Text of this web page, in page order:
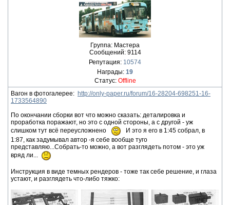
Группа: Мастера
Сообщений: 9114
Репутация: 10574
Награды: 19
Статус: Offline
Вагон в фотогалерее: http://only-paper.ru/forum/16-28204-698251-16-
1733564890
По окончании сборки вот что можно сказать: деталировка и
проработка поражают, но это с одной стороны, а с другой - уж
слишком тут всё переусложнено
И это я его в 1:45 собрал, в
1:87, как задумывал автор -я себе вообще туго
представляю...Собрать-то можно, а вот разглядеть потом - это уж
вряд ли...
Инструкция в виде темных рендеров - тоже так себе решение, и глаза
устают, и разглядеть что-либо тяжко: